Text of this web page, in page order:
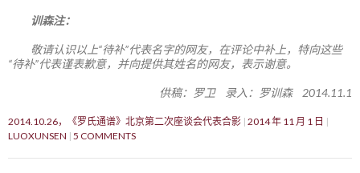
训森注：
敬请认识以上“待补”代表名字的网友，在评论中补上，特向这些
“待补”代表谨表歉意，并向提供其姓名的网友，表示谢意。
供稿：罗卫 录入：罗训森 2014.11.1
2014.10.26，《罗氏通谱》北京第二次座谈会代表合影 2014 年 11 月 1 日
LUOXUNSEN 5 COMMENTS